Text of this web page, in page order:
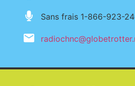
Sans frais 1-866-923-